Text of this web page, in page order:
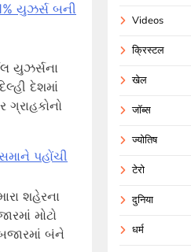
યુઝર્સ બની
યુઝર્સના
દેશમાં
પહોંચી
શહેરના
મોટો
બંને
Videos
क्रिस्टल
खेल
जॉब्स
ज्योतिष
टेरो
दुनिया
धर्म